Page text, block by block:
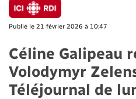
Publié le 21 février 2026 à 10:47
Céline Galipeau
Volodymyr
Téléjournal de